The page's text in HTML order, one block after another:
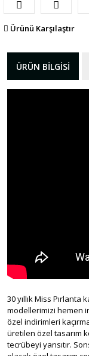
Ürünü Karşılaştır
ÜRÜN BILGISI
30 yıllık Miss
modellerimizi hemen
özel indirimleri
üretilen özel tasarım
tecrübeyi yansıtır.